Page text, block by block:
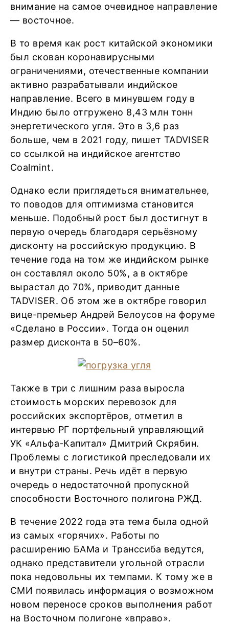
внимание на самое очевидное направление
— восточное.
В то время как рост китайской экономики
был скован коронавирусными
ограничениями, отечественные компании
активно разрабатывали индийское
направление. Всего в минувшем году в
Индию было отгружено 8,43 млн тонн
энергетического угля. Это в 3,6 раз
больше, чем в 2021 году, пишет TADVISER
со ссылкой на индийское агентство
Coalmint.
Однако если приглядеться внимательнее,
то поводов для оптимизма становится
меньше. Подобный рост был достигнут в
первую очередь благодаря серьёзному
дисконту на российскую продукцию. В
течение года на том же индийском рынке
он составлял около 50%, а в октябре
вырастал до 70%, приводит данные
TADVISER. Об этом же в октябре говорил
вице-премьер Андрей Белоусов на форуме
«Сделано в России». Тогда он оценил
размер дисконта в 50–60%.
Также в три с лишним раза выросла
стоимость морских перевозок для
российских экспортёров, отметил в
интервью РГ портфельный управляющий
УК «Альфа-Капитал» Дмитрий Скрябин.
Проблемы с логистикой преследовали их
и внутри страны. Речь идёт в первую
очередь о недостаточной пропускной
способности Восточного полигона РЖД.
В течение 2022 года эта тема была одной
из самых «горячих». Работы по
расширению БАМа и Транссиба ведутся,
однако представители угольной отрасли
пока недовольны их темпами. К тому же в
СМИ появилась информация о возможном
новом переносе сроков выполнения работ
на Восточном полигоне «вправо».